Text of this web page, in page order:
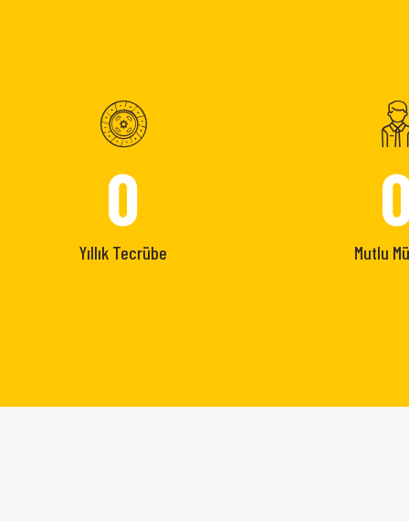
0
Yıllık Tecrübe Mutlu